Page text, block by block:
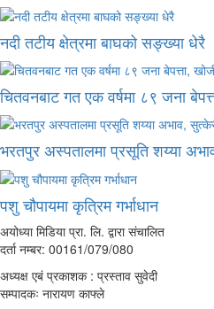
नदी तटीय क्षेत्रमा बाघको सङ्ख्या धेरै
चितवनबाट गत एक वर्षमा ८९ जना
भरतपुर अस्पतालमा प्रसूति शय्या
पशु चौपायमा कृत्रिम गर्भाधान
अयोध्या मिडिया प्रा. लि. द्वारा संचालित
दर्ता नम्बर: 00161/079/080
अध्यक्ष एबं प्रकाशक : प्रस्ताव सुवेदी
सम्पादकः नारायण काफ्ले